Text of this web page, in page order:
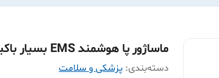
ماساژور پا هوشمند EMS بسیار باکیفیت
دسته‌بندی:پزشکی و سلامت